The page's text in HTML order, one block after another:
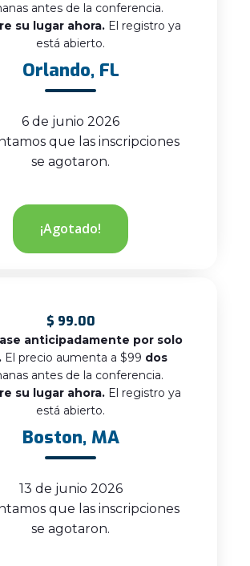
antes de la conferencia.
su lugar ahora. El registro ya
está abierto.
Orlando, FL
6 de junio 2026
que las inscripciones
se agotaron.
¡Agotado!
$ 99.00
anticipadamente por solo
El precio aumenta a $99 dos
antes de la conferencia.
su lugar ahora. El registro ya
está abierto.
Boston, MA
13 de junio 2026
que las inscripciones
se agotaron.